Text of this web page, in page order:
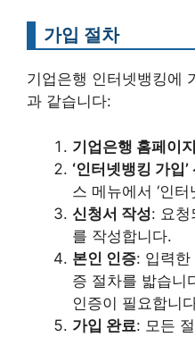
가입 절차
기업은행 인터넷뱅킹에
과 같습니다:
기업은행 홈페이
‘인터넷뱅킹 가입’
스 메뉴에서 ‘인
신청서 작성: 요청
를 작성합니다.
본인 인증: 입력한
증 절차를 밟습니
인증이 필요합니
가입 완료: 모든